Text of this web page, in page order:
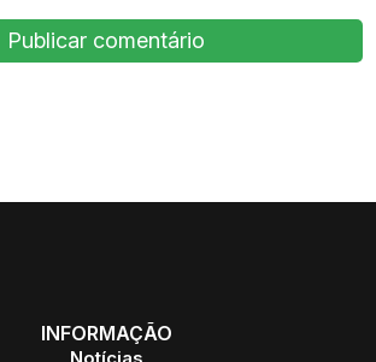
INFORMAÇÃO
Notícias